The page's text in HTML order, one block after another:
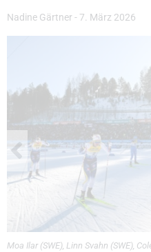
Nadine Gärtner - 7. März 2026
Moa Ilar (SWE), Linn Svahn (SWE),